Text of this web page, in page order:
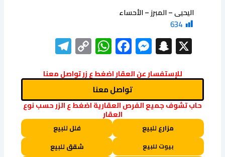
اليحيى – المبرز – الأحساء
634
X
Snapchat
Messenger
Facebook
WhatsApp
Copy
Link
للإستفسار عن العقار اضغط ع زر تواصل معنا
تواصل معنا
حاب تشوف جميع الفرص العقارية اضغط ع الزر حسب نوع
العقار
مزارع للبيع فلل للبيع
بيوت للبيع
شقق للبيع